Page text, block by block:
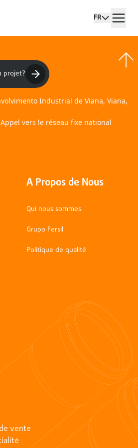
FR
projet?
Industrial de Viana, Viana,
vers le réseau fixe national
A Propos de Nous
Qui nous sommes
Grupo Fersil
Politique de qualité
vente